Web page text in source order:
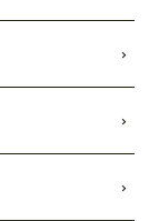
されま